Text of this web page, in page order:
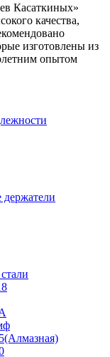
Касаткиных»
качества,
изготовлены из
опытом